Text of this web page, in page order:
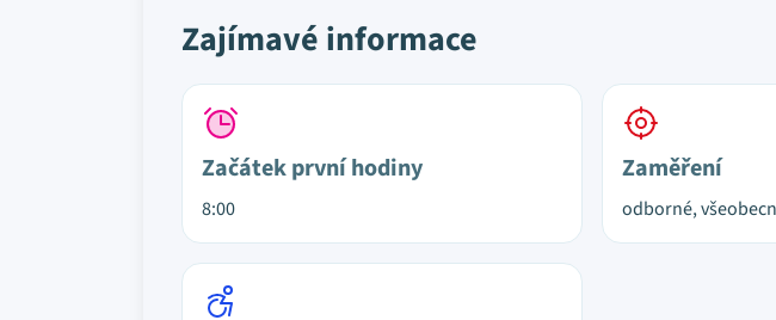
Zajímavé informace
Začátek první hodiny
8:00
Zaměření
odborné,